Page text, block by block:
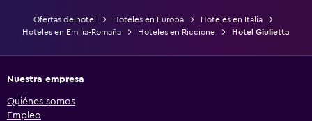
Ofertas de hotel Hoteles en Europa
Hoteles en Italia
Hoteles en Emilia-Romaña
Hoteles en Riccione Hotel Giulietta
Nuestra empresa
Quiénes somos
Empleo